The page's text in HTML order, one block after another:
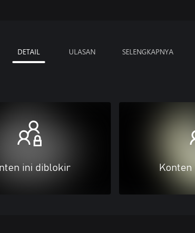
DETAIL ULASAN SELENGKAPNYA
ini diblokir